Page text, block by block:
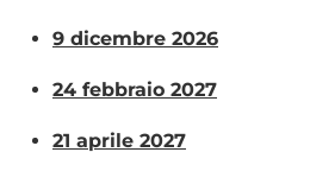
9 dicembre 2026
24 febbraio 2027
21 aprile 2027